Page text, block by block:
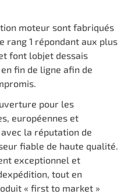
moteur sont fabriqués
rang 1 répondant aux plus
font lobjet dessais
fin de ligne afin de
pour les
européennes et
la réputation de
fiable de haute qualité.
exceptionnel et
tout en
« first to market »